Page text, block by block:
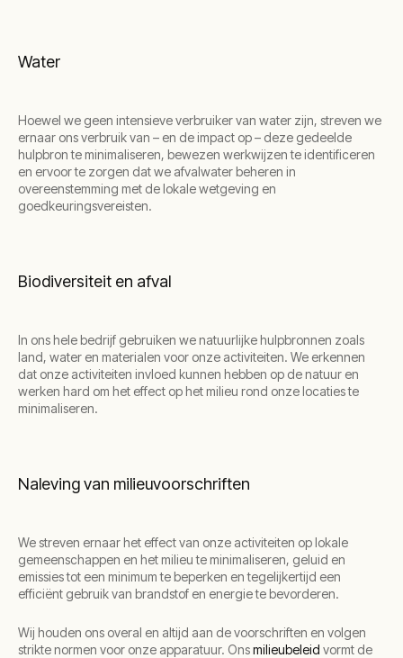
Water
Hoewel we geen intensieve verbruiker van water zijn, streven we
ernaar ons verbruik van – en de impact op – deze gedeelde
hulpbron te minimaliseren, bewezen werkwijzen te identificeren
en ervoor te zorgen dat we afvalwater beheren in
overeenstemming met de lokale wetgeving en
goedkeuringsvereisten.
Biodiversiteit en afval
In ons hele bedrijf gebruiken we natuurlijke hulpbronnen zoals
land, water en materialen voor onze activiteiten. We erkennen
dat onze activiteiten invloed kunnen hebben op de natuur en
werken hard om het effect op het milieu rond onze locaties te
minimaliseren.
Naleving van milieuvoorschriften
We streven ernaar het effect van onze activiteiten op lokale
gemeenschappen en het milieu te minimaliseren, geluid en
emissies tot een minimum te beperken en tegelijkertijd een
efficiënt gebruik van brandstof en energie te bevorderen.
Wij houden ons overal en altijd aan de voorschriften en volgen
strikte normen voor onze apparatuur. Onsmilieubeleid vormt de